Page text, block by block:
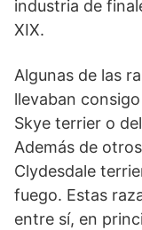
industria de
XIX.
Algunas de las
llevaban
Skye terrier o
Además de
Clydesdale
fuego. Estas
entre sí, en